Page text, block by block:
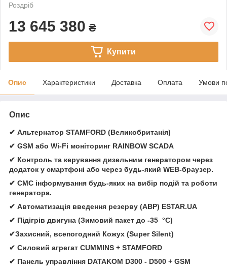
Роздріб
13 645 380 ₴
Купити
Опис Характеристики Доставка Оплата Умови
Опис
✔ Альтернатор STAMFORD (Великобританія)
✔ GSM або Wi-Fi моніторинг RAINBOW SCADA
✔ Контроль та керування дизельним генератором через
додаток у смартфоні або через будь-який WEB-браузер.
✔ СМС інформування будь-яких на вибір подій та роботи
генератора.
✔ Автоматизація введення резерву (АВР) ESTAR.UA
✔ Підігрів двигуна (Зимовий пакет до -35 °C)
✔Захисний, всепогодний Кожух (Super Silent)
✔ Силовий агрегат CUMMINS + STAMFORD
✔ Панель управління DATAKOM D300 - D500 + GSM